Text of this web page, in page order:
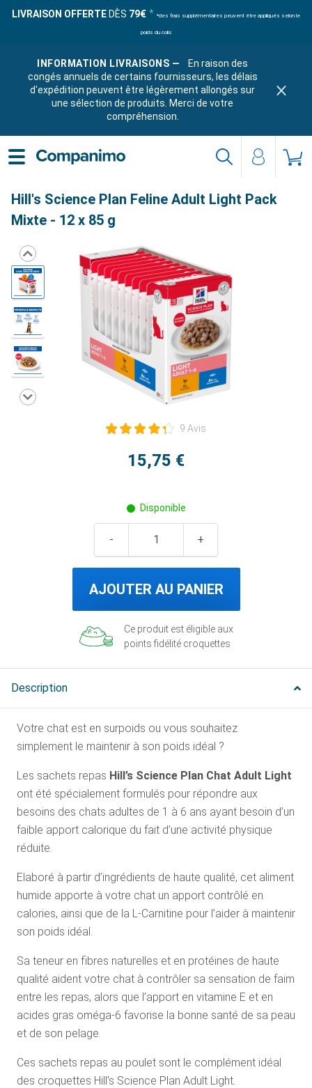
LIVRAISON OFFERTE DÈS 79€ *des frais supplémentaires peuvent être appliqués selon le
poids du colis
INFORMATION LIVRAISONS —
En raison des
congés annuels de certains fournisseurs, les délais
d'expédition peuvent être légèrement allongés sur
une sélection de produits. Merci de votre
compréhension.
Hill's Science Plan Feline Adult Light Pack
Mixte - 12 x 85 g
9 Avis
15,75 €
Disponible
AJOUTER AU PANIER
Ce produit est éligible aux
points fidélité croquettes
Description
Votre chat est en surpoids ou vous souhaitez
simplement le maintenir à son poids idéal ?
Les sachets repas Hill’s Science Plan Chat Adult Light
ont été spécialement formulés pour répondre aux
besoins des chats adultes de 1 à 6 ans ayant besoin d’un
faible apport calorique du fait d’une activité physique
réduite.
Elaboré à partir d’ingrédients de haute qualité, cet aliment
humide apporte à votre chat un apport contrôlé en
calories, ainsi que de la L-Carnitine pour l’aider à maintenir
son poids idéal.
Sa teneur en fibres naturelles et en protéines de haute
qualité aident votre chat à contrôler sa sensation de faim
entre les repas, alors que l’apport en vitamine E et en
acides gras oméga-6 favorise la bonne santé de sa peau
et de son pelage.
Ces sachets repas au poulet sont le complément idéal
des croquettes Hill's Science Plan Adult Light.